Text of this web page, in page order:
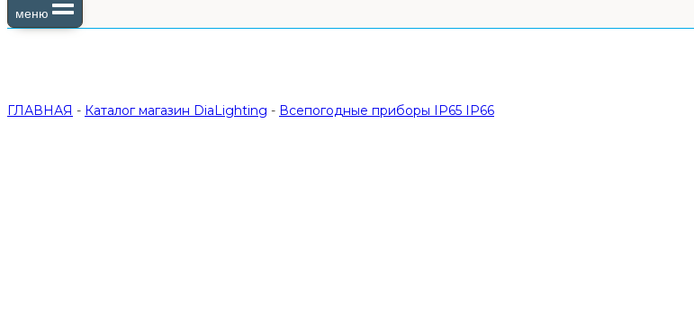
меню
ГЛАВНАЯ - Каталог магазин DiaLighting - Всепогодные приборы IP65 IP66